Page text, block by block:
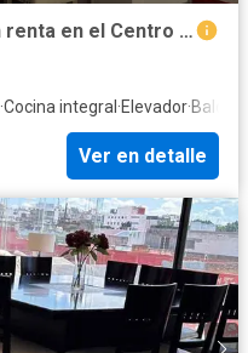
Departamento amueblado en renta en el Centro Histórico de Puebla
·Cocina integral ·Elevador·Balcón
Ver en detalle